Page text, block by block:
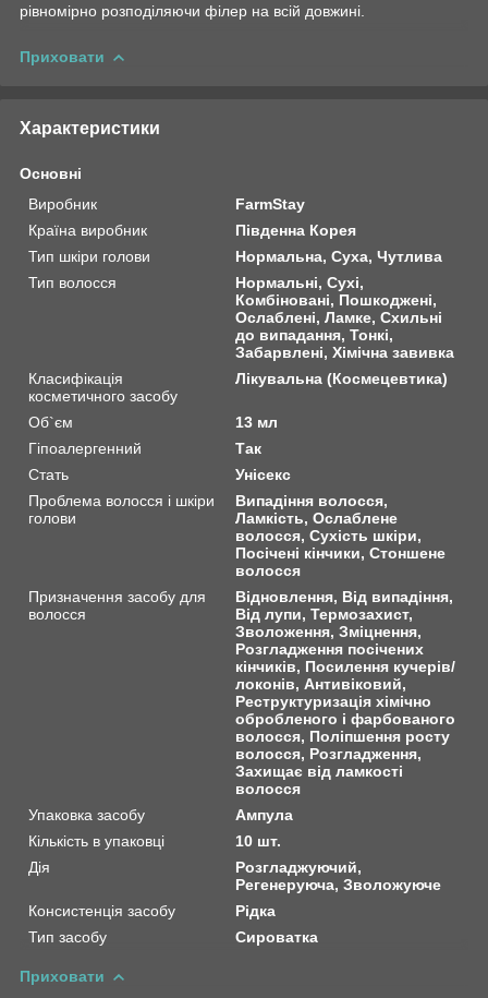
рівномірно розподіляючи філер на всій довжині.
Приховати
Характеристики
Основні
Виробник
FarmStay
Країна виробник
Південна Корея
Тип шкіри голови
Нормальна, Суха, Чутлива
Тип волосся
Нормальні, Сухі,
Комбіновані, Пошкоджені,
Ослаблені, Ламке, Схильні
до випадання, Тонкі,
Забарвлені, Хімічна завивка
Класифікація
косметичного засобу
Лікувальна (Космецевтика)
Об`єм
13 мл
Гіпоалергенний
Так
Стать
Унісекс
Проблема волосся і шкіри
голови
Випадіння волосся,
Ламкість, Ослаблене
волосся, Сухість шкіри,
Посічені кінчики, Стоншене
волосся
Призначення засобу для
волосся
Відновлення, Від випадіння,
Від лупи, Термозахист,
Зволоження, Зміцнення,
Розгладження посічених
кінчиків, Посилення кучерів/
локонів, Антивіковий,
Реструктуризація хімічно
обробленого і фарбованого
волосся, Поліпшення росту
волосся, Розгладження,
Захищає від ламкості
волосся
Упаковка засобу
Ампула
Кількість в упаковці
10 шт.
Дія
Розгладжуючий,
Регенеруюча, Зволожуюче
Консистенція засобу
Рідка
Тип засобу
Сироватка
Приховати